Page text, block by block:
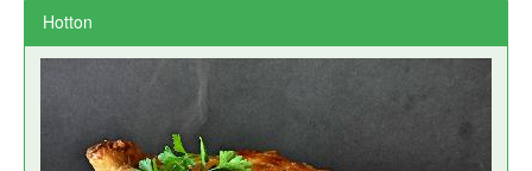
Hotton